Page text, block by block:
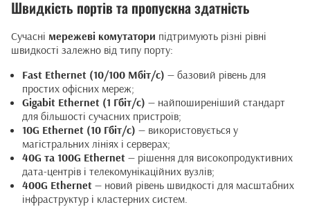
Швидкість портів та пропускна здатність
Сучасні мережеві комутатори підтримують різні рівні
швидкості залежно від типу порту:
Fast Ethernet (10/100 Мбіт/с) — базовий рівень для
простих офісних мереж;
Gigabit Ethernet (1 Гбіт/с) — найпоширеніший стандарт
для більшості сучасних пристроїв;
10G Ethernet (10 Гбіт/с) — використовується у
магістральних лініях і серверах;
40G та 100G Ethernet — рішення для високопродуктивних
дата-центрів і телекомунікаційних вузлів;
400G Ethernet — новий рівень швидкості для масштабних
інфраструктур і кластерних систем.